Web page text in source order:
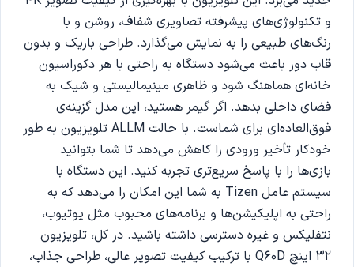
و تکنولوژی‌های پیشرفته تصاویری شفاف، روشن و با
رنگ‌های طبیعی را به نمایش می‌گذارد. طراحی باریک و بدون
قاب دور باعث می‌شود دستگاه به راحتی با هر دکوراسیون
خانه‌ای هماهنگ شود و ظاهری مینیمالیستی و شیک به
فضای داخلی بدهد. اگر گیمر هستید، این مدل گزینه‌ی
فوق‌العاده‌ای برای شماست. با حالت ALLM تلویزیون به طور
خودکار تأخیر ورودی را کاهش می‌دهد تا شما بتوانید
بازی‌ها را با پاسخ سریع‌تری تجربه کنید. این دستگاه با
سیستم عامل Tizen به شما این امکان را می‌دهد که به
راحتی به اپلیکیشن‌ها و برنامه‌های محبوب مثل یوتیوب،
نتفلیکس و غیره دسترسی داشته باشید. در کل، تلویزیون
32 اینچ Q60D با ترکیب کیفیت تصویر عالی، طراحی جذاب،